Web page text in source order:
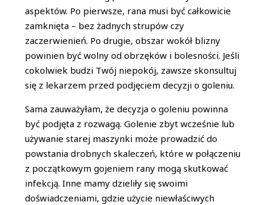
aspektów. Po pierwsze, rana musi być całkowicie
zamknięta – bez żadnych strupów czy
zaczerwienień. Po drugie, obszar wokół blizny
powinien być wolny od obrzęków i bolesności. Jeśli
cokolwiek budzi Twój niepokój, zawsze skonsultuj
się z lekarzem przed podjęciem decyzji o goleniu.
Sama zauważyłam, że decyzja o goleniu powinna
być podjęta z rozwagą. Golenie zbyt wcześnie lub
używanie starej maszynki może prowadzić do
powstania drobnych skaleczeń, które w połączeniu
z początkowym gojeniem rany mogą skutkować
infekcją. Inne mamy dzieliły się swoimi
doświadczeniami, gdzie użycie niewłaściwych